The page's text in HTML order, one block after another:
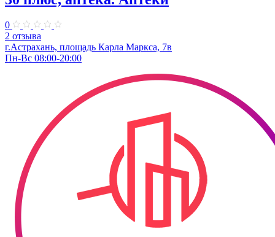
0
2 отзыва
г.Астрахань, площадь Карла Маркса, 7в
Пн-Вс 08:00-20:00